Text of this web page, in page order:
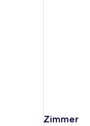
Zimmer